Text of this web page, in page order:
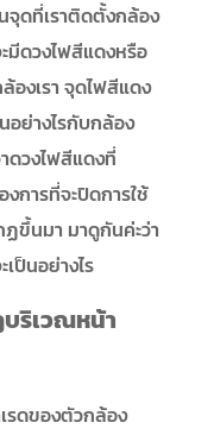
จุดที่เราติดตั้งกล้อง
มีดวงไฟสีแดงหรือ
งเรา จุดไฟสีแดง
อย่างไรกับกล้อง
ดวงไฟสีแดงที่
การที่จะปิดการใช้
ขึ้นมา มาดูกันค่ะว่า
ป็นอย่างไร
ริเวณหน้า
รดของตัวกล้อง